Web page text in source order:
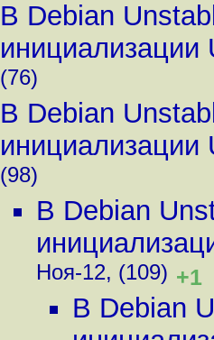
В Debian
инициализации
(76)
В Debian
инициализации
(98)
В Debian
Ноя-12, (109) +1
В Debian